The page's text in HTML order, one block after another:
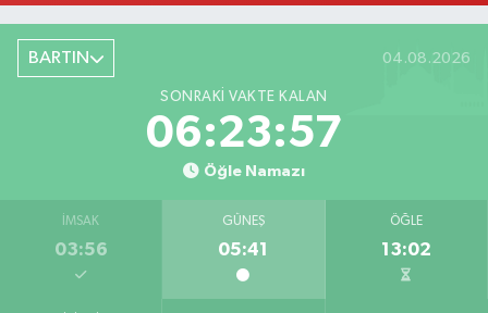
BARTIN 04.08.2026
SONRAKI VAKTE KALAN
06:23:56
Öğle Namazı
İMSAK
03:56
GÜNEŞ
05:41
ÖĞLE
13:02